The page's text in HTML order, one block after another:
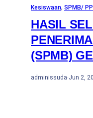
Kesiswaan, SPMB/
HASIL
(SPMB)
adminissuda·Jun 2,